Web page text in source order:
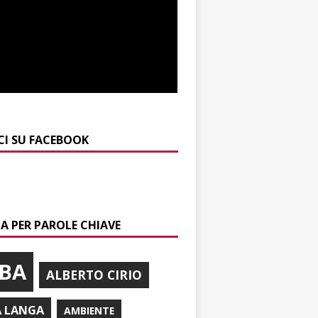
SU FACEBOOK
PER PAROLE CHIAVE
ALBERTO CIRIO
LANGA AMBIENTE